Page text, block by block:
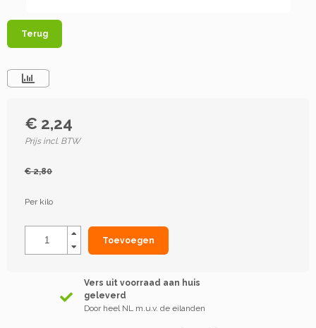
Terug
€ 2,24
Prijs incl. BTW
€ 2,80
Per kilo
Toevoegen
Vers uit voorraad aan huis
geleverd
Door heel NL m.u.v. de eilanden